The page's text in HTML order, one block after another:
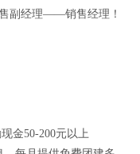
副经理——销售经理！
金50-200元以上